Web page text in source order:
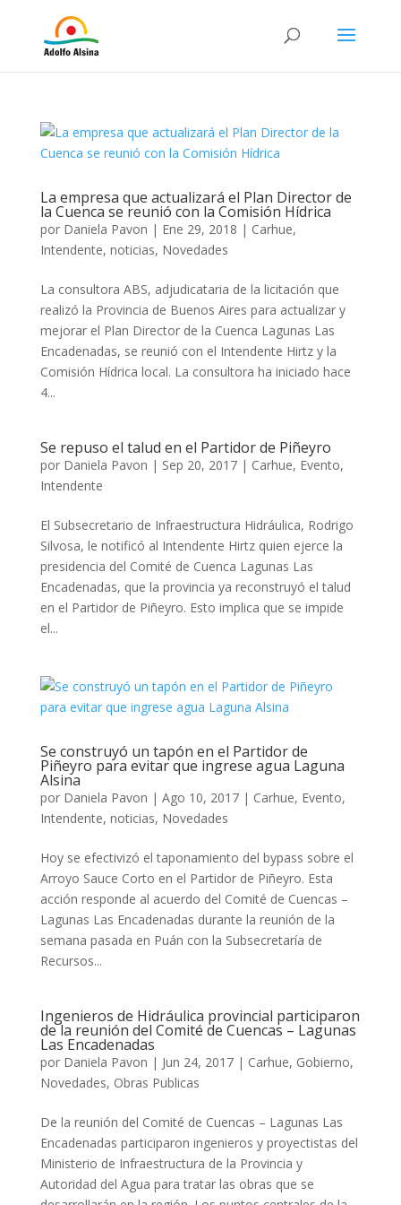
La empresa que actualizará el Plan Director de
la Cuenca se reunió con la Comisión Hídrica
por Daniela Pavon | Ene 29, 2018 | Carhue,
Intendente, noticias, Novedades
La consultora ABS, adjudicataria de la licitación que
realizó la Provincia de Buenos Aires para actualizar y
mejorar el Plan Director de la Cuenca Lagunas Las
Encadenadas, se reunió con el Intendente Hirtz y la
Comisión Hídrica local. La consultora ha iniciado hace
4...
Se repuso el talud en el Partidor de Piñeyro
por Daniela Pavon | Sep 20, 2017| Carhue, Evento,
Intendente
El Subsecretario de Infraestructura Hidráulica, Rodrigo
Silvosa, le notificó al Intendente Hirtz quien ejerce la
presidencia del Comité de Cuenca Lagunas Las
Encadenadas, que la provincia ya reconstruyó el talud
en el Partidor de Piñeyro. Esto implica que se impide
el...
Se construyó un tapón en el Partidor de
Piñeyro para evitar que ingrese agua Laguna
Alsina
por Daniela Pavon | Ago 10, 2017| Carhue, Evento,
Intendente, noticias, Novedades
Hoy se efectivizó el taponamiento del bypass sobre el
Arroyo Sauce Corto en el Partidor de Piñeyro. Esta
acción responde al acuerdo del Comité de Cuencas –
Lagunas Las Encadenadas durante la reunión de la
semana pasada en Puán con la Subsecretaría de
Recursos...
Ingenieros de Hidráulica provincial participaron
de la reunión del Comité de Cuencas – Lagunas
Las Encadenadas
por Daniela Pavon | Jun 24, 2017| Carhue, Gobierno,
Novedades, Obras Publicas
De la reunión del Comité de Cuencas – Lagunas Las
Encadenadas participaron ingenieros y proyectistas del
Ministerio de Infraestructura de la Provincia y
Autoridad del Agua para tratar las obras que se